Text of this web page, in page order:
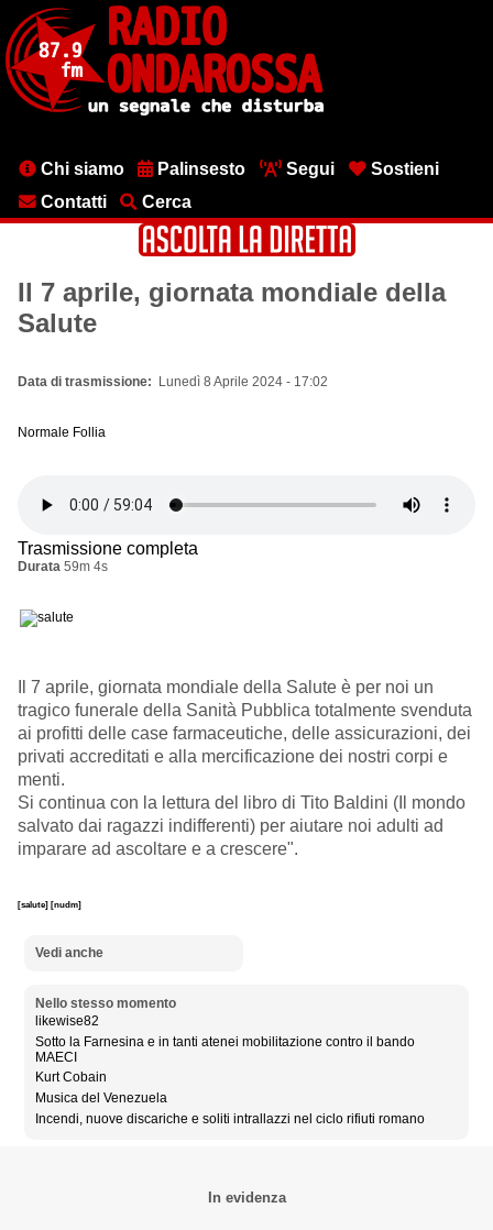
contenuto
principale
MenuChi siamo Palinsesto Segui
Sostieni
Contatti
Cerca
Il 7 aprile, giornata mondiale della
Salute
Data di trasmissione Lunedì 8 Aprile 2024 - 17:02
Normale Follia
Trasmissione completa
Durata 59m 4s
Il 7 aprile, giornata mondiale della Salute è per noi un
tragico funerale della Sanità Pubblica totalmente svenduta
ai profitti delle case farmaceutiche, delle assicurazioni, dei
privati accreditati e alla mercificazione dei nostri corpi e
menti.
Si continua con la lettura del libro di Tito Baldini (Il mondo
salvato dai ragazzi indifferenti) per aiutare noi adulti ad
imparare ad ascoltare e a crescere".
[salute] [nudm]
Vedi anche
Nello stesso momento
likewise82
Sotto la Farnesina e in tanti atenei mobilitazione contro il bando
MAECI
Kurt Cobain
Musica del Venezuela
Incendi, nuove discariche e soliti intrallazzi nel ciclo rifiuti romano
In evidenza